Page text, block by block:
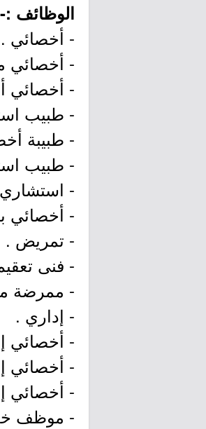
الوظائف :-
- أخصائي .
- أخصائي
- أخصائي
- طبيب
- طبيبة
- طبيب
-
- أخصائي
- تمريض .
- فنى
- ممرضة
- إداري .
- أخصائي
- أخصائي
- أخصائي
- موظف